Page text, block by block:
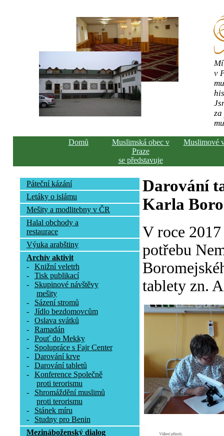
v
Domů
Muslimská obec v
Praze
se představuje
Muslimové
Páteční kázání
Letáky o islámu
Mešity a modlitebny v ČR
Halal obchody a
restaurace
Výuka arabštiny
Archív aktivit
-
Knižní veletrh
-
Tisk publikací
-
Skupinové návštěvy
mešity
-
Sázení stromů
-
Jídlo bezdomovcům
-
Oslava svátků
-
Ramadán
-
Pouť do Mekky
-
Spolupráce s Fajr Center
-
Darování krve
-
Darování tabletů
-
Konference Společně
proti terorismu
-
Shromáždění muslimů
proti terorismu
-
Stánek míru
-
Studny pro Benin
Mezináboženský dialog
Darování
Karla
V roce
potřebu
tablety zn.